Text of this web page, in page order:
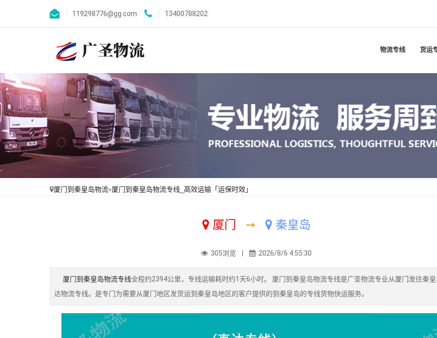
119298776@gg.com 13400788202
物流专线 货运
厦门到秦皇岛物流»厦门到秦皇岛物流专线_高效运输「运保时效」
厦门 ➙ 秦皇岛
305浏览 | 2026/8/6 4:55:30
厦门到秦皇岛物流专线全程约2394公里，专线运输耗时约1天6小时。 厦门到秦皇岛物流专线是广圣物流专业从厦门发往秦
达物流专线。是专门为需要从厦门地区发货运到秦皇岛地区的客户提供的到秦皇岛的专线货物快运服务。